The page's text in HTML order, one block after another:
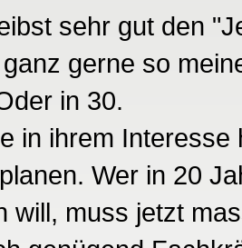
sehr gut den
gerne so
in 30.
in ihrem
Wer in 20
will, muss jetzt